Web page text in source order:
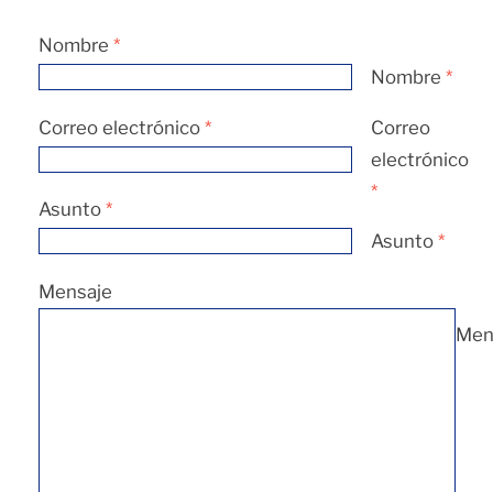
Nombre *
Nombre *
Correo electrónico *
Correo
electrónico
*
Asunto *
Asunto *
Mensaje